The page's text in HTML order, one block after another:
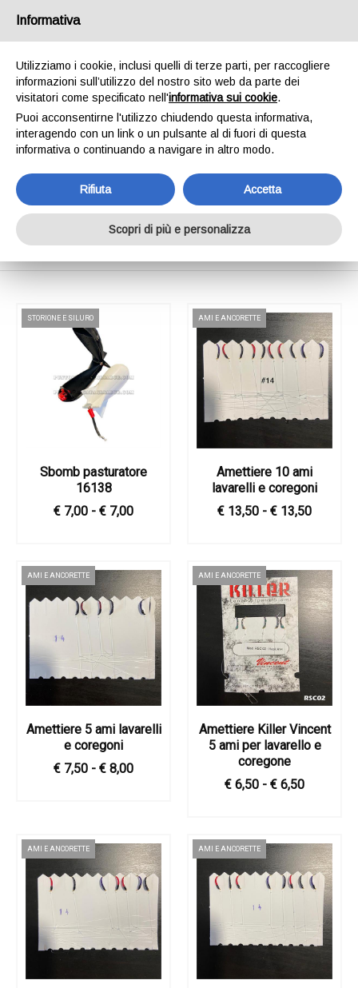
SPEDIAMO IN 24/48H - SPEDIZIONI GRATUITE
INVIA MESSAGGIO
Shop Online
Home
STORIONE E SILURO
Sbomb pasturatore
16138
€ 7,00 - € 7,00
AMI E ANCORETTE
Amettiere 10 ami
lavarelli e coregoni
€ 13,50 - € 13,50
AMI E ANCORETTE
Amettiere 5 ami lavarelli
e coregoni
€ 7,50 - € 8,00
AMI E ANCORETTE
Amettiere Killer Vincent
5 ami per lavarello e
coregone
€ 6,50 - € 6,50
AMI E ANCORETTE AMI E ANCORETTE
Informativa
Utilizziamo i cookie, inclusi quelli di terze parti, per raccogliere
informazioni sull’utilizzo del nostro sito web da parte dei
visitatori come specificato nell'informativa sui cookie.
Puoi acconsentirne l'utilizzo chiudendo questa informativa,
interagendo con un link o un pulsante al di fuori di questa
informativa o continuando a navigare in altro modo.
Rifiuta Accetta
Scopri di più e personalizza